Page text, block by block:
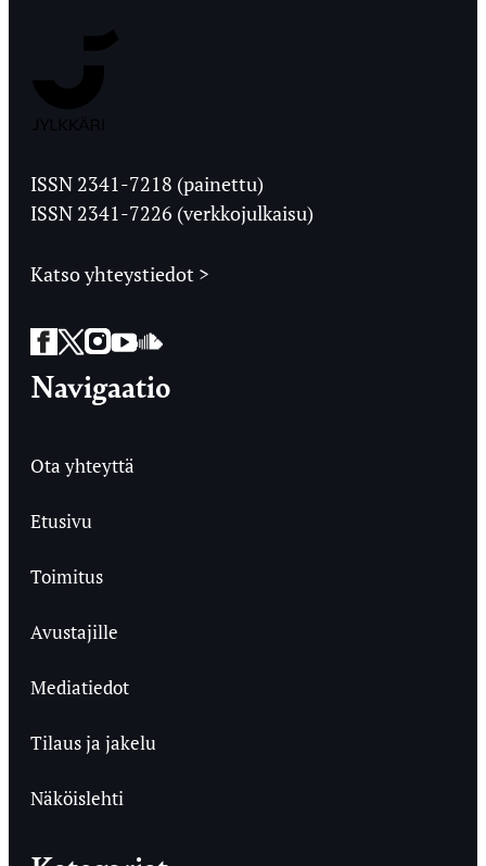
Ylioppilaslehti
ISSN 2341-7218 (painettu)
ISSN 2341-7226 (verkkojulkaisu)
Katso yhteystiedot >
Facebook
Twitter
Instagram
YouTube
SoundCloud
Navigaatio
Ota yhteyttä
Etusivu
Toimitus
Avustajille
Mediatiedot
Tilaus ja jakelu
Näköislehti